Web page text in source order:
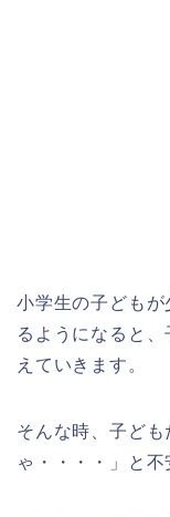
小学生の子ども
るようになると
えていきます。
そんな時、子ど
ゃ・・・・」と